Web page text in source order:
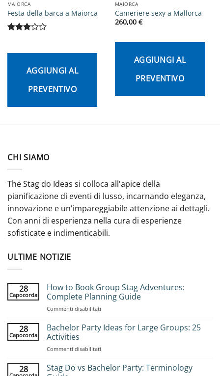
MAIORCA
Festa della barca a Maiorca
AGGIUNGI AL
PREVENTIVO
MAIORCA
Cameriere sexy a Mallorca
260,00 €
AGGIUNGI AL
PREVENTIVO
CHI SIAMO
The Stag do Ideas si colloca all'apice della
pianificazione di eventi di lusso, incarnando eleganza,
innovazione e un'impareggiabile attenzione ai dettagli.
Con anni di esperienza nella cura di esperienze
sofisticate e indimenticabili.
ULTIME NOTIZIE
28
Capocorda
How to Book Group Stag Adventures:
Complete Planning Guide
Commenti disabilitati
to
Complete
28
Capocorda
Bachelor Party Ideas for Large Groups: 25
Activities
Commenti disabilitati
Party
28
Stag Do vs Bachelor Party: Terminology